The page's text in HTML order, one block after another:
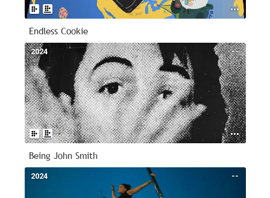
Endless Cookie
--
2024
Being John Smith
--
2024